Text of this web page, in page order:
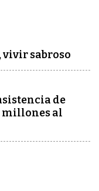
vivir sabroso
de
millones al